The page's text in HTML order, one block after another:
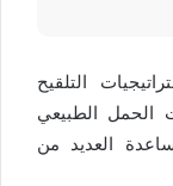
التلقيح
الحمل الطبيعي
العديد من